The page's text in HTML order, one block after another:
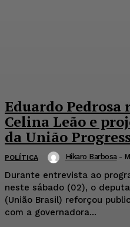
Eduardo Pedrosa
Celina Leão e
da União
POLÍTICA Hikaro Barbosa -
Durante entrevista ao
neste sábado (02), o
(União Brasil) reforçou
com a governadora...